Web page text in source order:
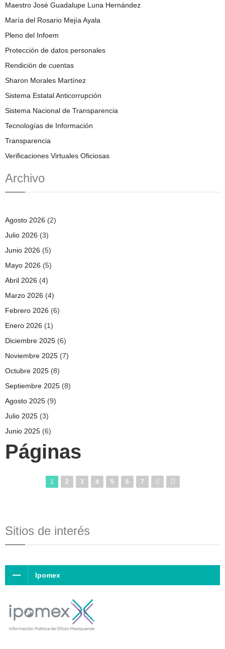
Maestro José Guadalupe Luna Hernández
María del Rosario Mejía Ayala
Pleno del Infoem
Protección de datos personales
Rendición de cuentas
Sharon Morales Martínez
Sistema Estatal Anticorrupción
Sistema Nacional de Transparencia
Tecnologías de Información
Transparencia
Verificaciones Virtuales Oficiosas
Archivo
Agosto 2026 (2)
Julio 2026 (3)
Junio 2026 (5)
Mayo 2026 (5)
Abril 2026 (4)
Marzo 2026 (4)
Febrero 2026 (6)
Enero 2026 (1)
Diciembre 2025 (6)
Noviembre 2025 (7)
Octubre 2025 (8)
Septiembre 2025 (8)
Agosto 2025 (9)
Julio 2025 (3)
Junio 2025 (6)
Páginas
1 2 3 4 5 6 7
Sitios de interés
Ipomex